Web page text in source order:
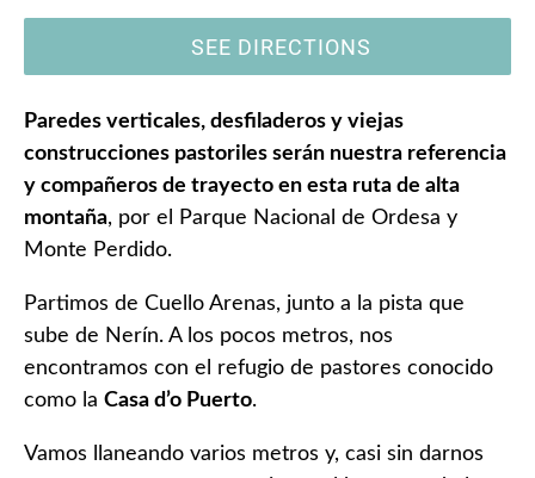
SEE DIRECTIONS
Paredes verticales, desfiladeros y viejas
construcciones pastoriles serán nuestra referencia
y compañeros de trayecto en esta ruta de alta
montaña, por el Parque Nacional de Ordesa y
Monte Perdido.
Partimos de Cuello Arenas, junto a la pista que
sube de Nerín. A los pocos metros, nos
encontramos con el refugio de pastores conocido
como la Casa d’o Puerto.
Vamos llaneando varios metros y, casi sin darnos